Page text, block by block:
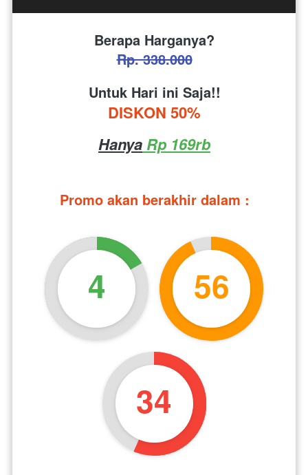
Berapa Harganya?
Rp. 338.000
Untuk Hari ini Saja!!
DISKON 50%
Hanya Rp 169rb
Promo akan berakhir dalam :
4 56
33